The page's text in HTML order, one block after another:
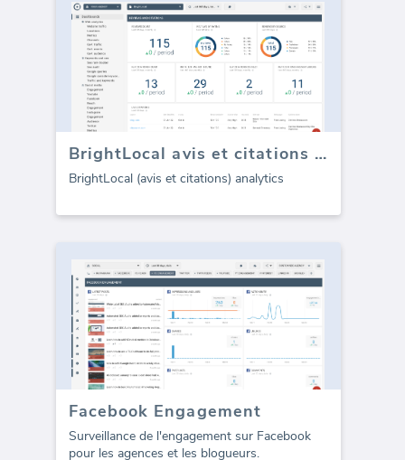
BrightLocal avis et citations (Rapport)
BrightLocal (avis et citations) analytics
Facebook Engagement
Surveillance de l'engagement sur Facebook
pour les agences et les blogueurs.